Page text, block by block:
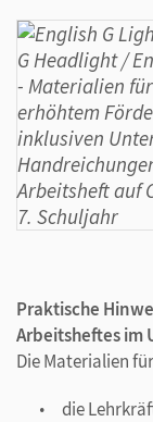
Praktische
Arbeitsheftes im
Die Materialien
die